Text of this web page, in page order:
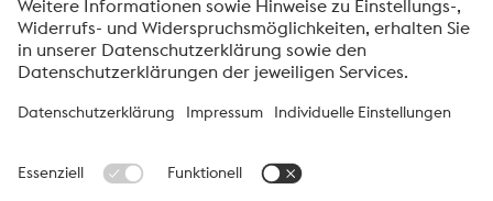
voestalpine High Performance Metals International
GmbH
Die voestalpine High Performance Metals International GmbH ist
eine österreichische Vertriebsgesellschaft der High Performance
Metals Division des voestalpine-Konzerns. Die Division
Produktsegmente und ist weltweit Marktführer für
Werkzeugstähle und Sonderwerkstoffe.